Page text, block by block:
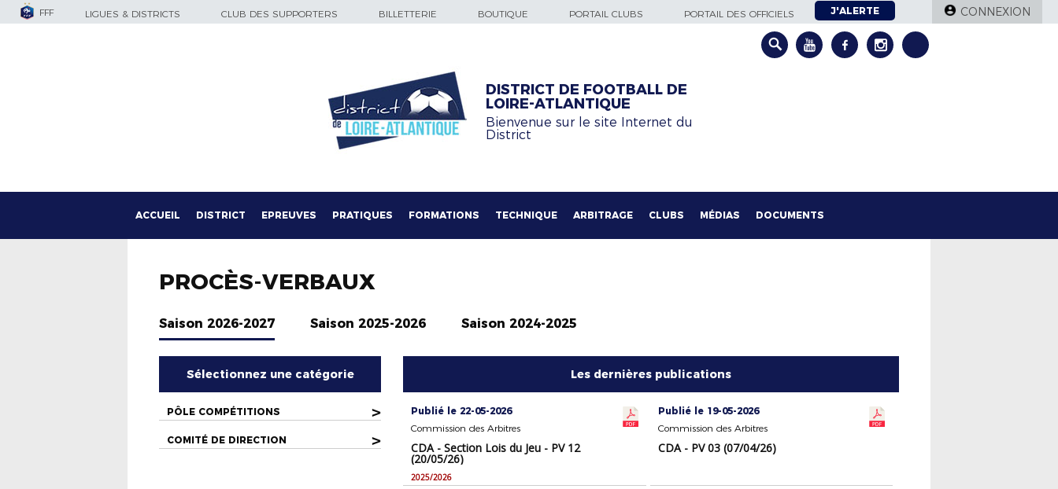
FFF LIGUES & DISTRICTS CLUB DES SUPPORTERS BILLETTERIE BOUTIQUE PORTAIL CLUBS PORTAIL DES OFFICIELS J'ALERTE CONNEXION
DISTRICT DE FOOTBALL DE
LOIRE-ATLANTIQUE
Bienvenue sur le site Internet du
District
ACCUEIL DISTRICT EPREUVES PRATIQUES FORMATIONS TECHNIQUE ARBITRAGE CLUBS MÉDIAS DOCUMENTS
PROCÈS-VERBAUX
Saison 2026-2027 Saison 2025-2026 Saison 2024-2025
Sélectionnez une catégorie
PÔLE COMPÉTITIONS >
COMITÉ DE DIRECTION >
Les dernières publications
Publié le 22-05-2026
Commission des Arbitres
CDA - Section Lois du Jeu - PV 12
(20/05/26)
2025/2026
Publié le 19-05-2026
Commission des Arbitres
CDA - PV 03 (07/04/26)